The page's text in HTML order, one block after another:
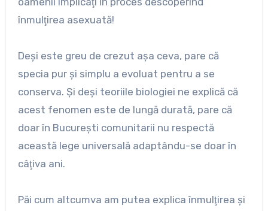
înmulţirea asexuată!
Deşi este greu de crezut aşa ceva, pare că
specia pur şi simplu a evoluat pentru a se
conserva. Şi deşi teoriile biologiei ne explică că
acest fenomen este de lungă durată, pare că
doar în Bucureşti comunitarii nu respectă
această lege universală adaptându-se doar în
câţiva ani.
Păi cum altcumva am putea explica înmulţirea şi